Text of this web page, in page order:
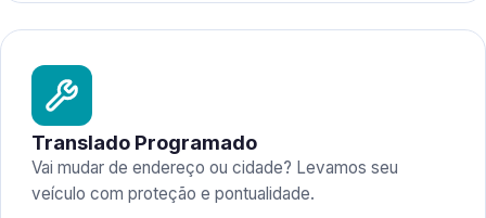
Translado Programado
Vai mudar de endereço ou cidade? Levamos seu
veículo com proteção e pontualidade.